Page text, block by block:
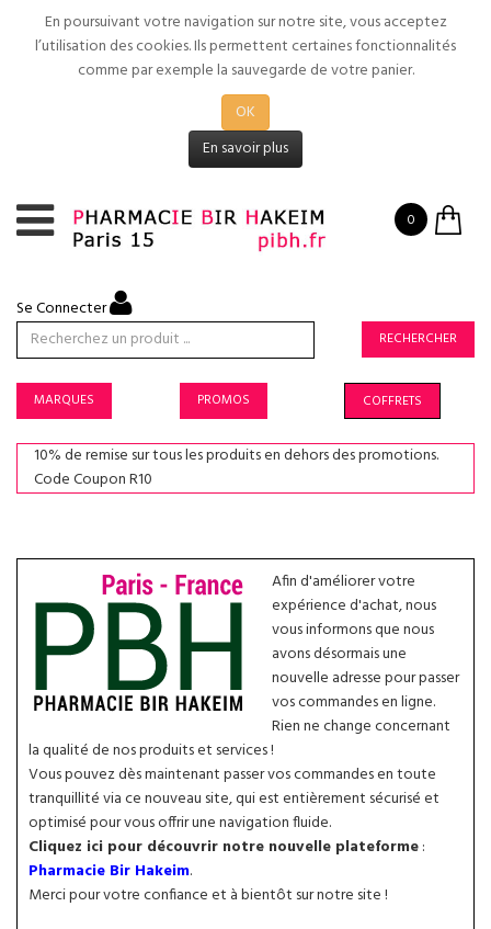
En poursuivant votre navigation sur notre site, vous acceptez
l’utilisation des cookies. Ils permettent certaines fonctionnalités
comme par exemple la sauvegarde de votre panier.
OK
En savoir plus
0
Se Connecter
RECHERCHER
MARQUES PROMOS COFFRETS
10% de remise sur tous les produits en dehors des promotions.
Code Coupon R10
Afin d'améliorer votre
expérience d'achat, nous
vous informons que nous
avons désormais une
nouvelle adresse pour passer
vos commandes en ligne.
Rien ne change concernant
la qualité de nos produits et services !
Vous pouvez dès maintenant passer vos commandes en toute
tranquillité via ce nouveau site, qui est entièrement sécurisé et
optimisé pour vous offrir une navigation fluide.
Cliquez ici pour découvrir notre nouvelle plateforme:
Pharmacie Bir Hakeim.
Merci pour votre confiance et à bientôt sur notre site !